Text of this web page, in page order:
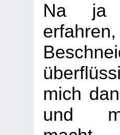
Na ja
mich
und